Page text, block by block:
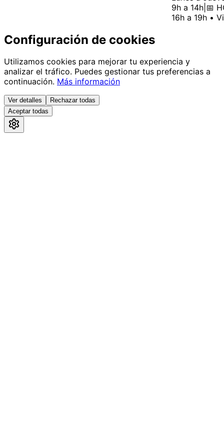
9h a 14h|📅
16h a 19h •
Configuración de cookies
Utilizamos cookies para mejorar tu experiencia y
analizar el tráfico. Puedes gestionar tus preferencias a
continuación. Más información
Ver detalles
Rechazar todas
Aceptar todas